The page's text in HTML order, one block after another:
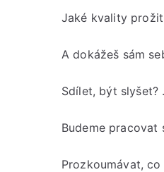
Jaké kvality
A dokážeš sám
Sdílet, být slyšet?
Budeme pracovat
Prozkoumávat,